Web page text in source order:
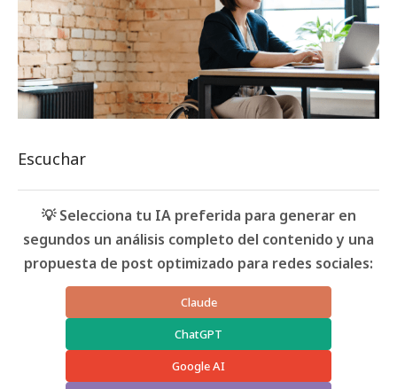
Escuchar
💡 Selecciona tu IA preferida para generar en
segundos un análisis completo del contenido y una
propuesta de post optimizado para redes sociales:
Claude
ChatGPT
Google AI